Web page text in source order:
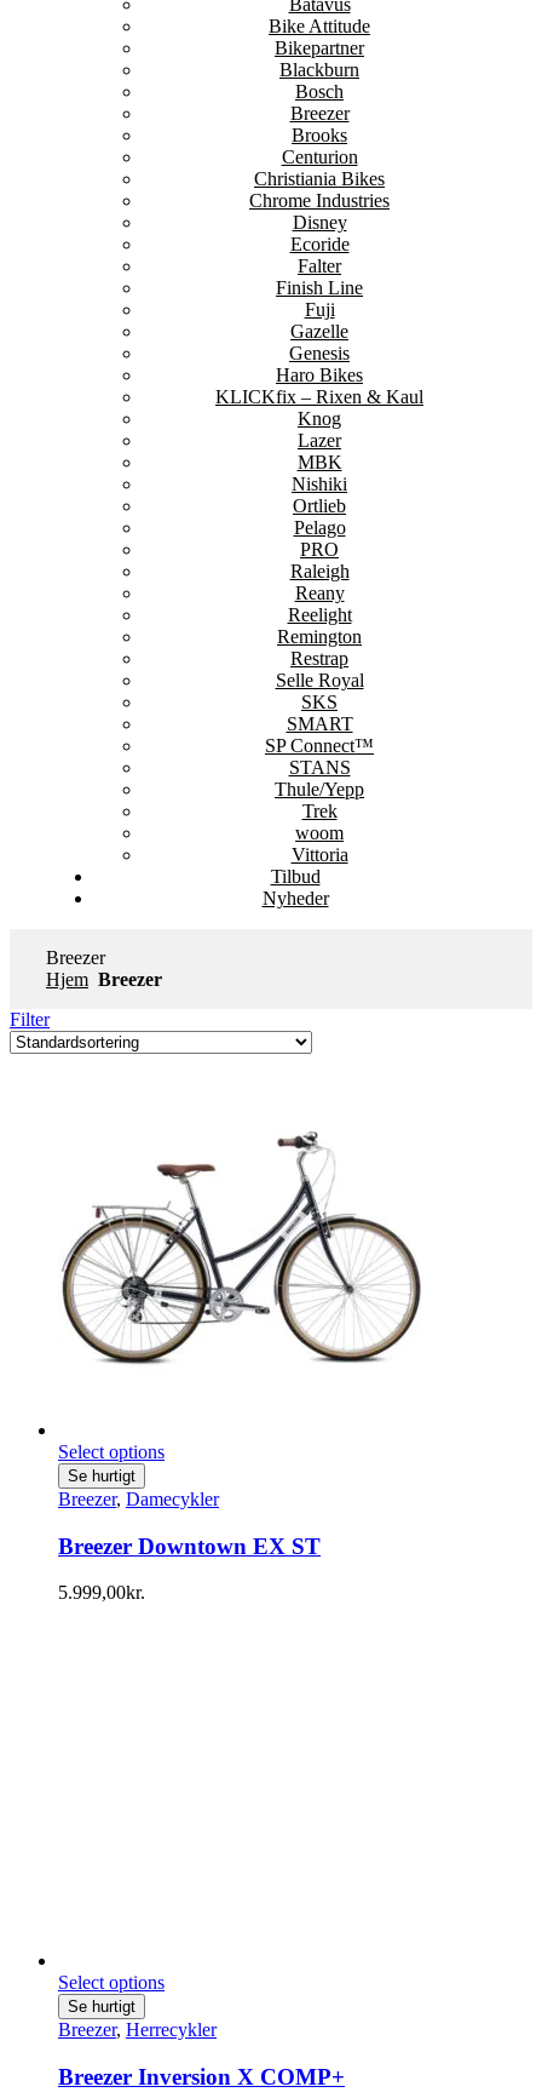
Batavus
Bike Attitude
Bikepartner
Blackburn
Bosch
Breezer
Brooks
Centurion
Christiania Bikes
Chrome Industries
Disney
Ecoride
Falter
Finish Line
Fuji
Gazelle
Genesis
Haro Bikes
KLICKfix – Rixen & Kaul
Knog
Lazer
MBK
Nishiki
Ortlieb
Pelago
PRO
Raleigh
Reany
Reelight
Remington
Restrap
Selle Royal
SKS
SMART
SP Connect™
STANS
Thule/Yepp
Trek
woom
Vittoria
Tilbud
Nyheder
Breezer
Hjem Breezer
Filter
Select options
Se hurtigt
Breezer, Damecykler
Breezer Downtown EX ST
5.999,00kr.
Select options
Se hurtigt
Breezer, Herrecykler
Breezer Inversion X COMP+